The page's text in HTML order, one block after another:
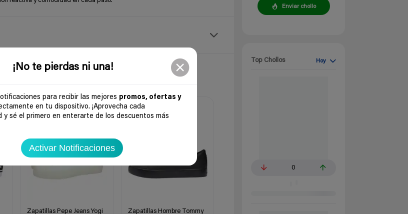
¡No te pierdas ni una!
para recibir las mejores promos, ofertas y
en tu dispositivo. ¡Aprovecha cada
y sé el primero en enterarte de los descuentos más
Activar Notificaciones
-74%
Zapatillas Pepe Jeans Yogi
-66%
Zapatillas Hombre Tommy
Enviar chollo
Top Chollos Hoy
0